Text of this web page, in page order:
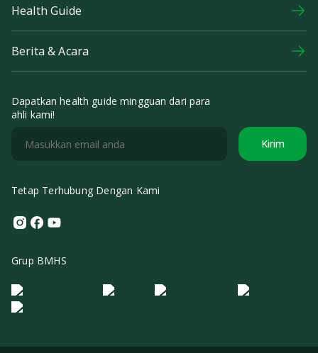
Health Guide
Berita & Acara
Dapatkan health guide mingguan dari para
ahli kami!
Kirim
Tetap Terhubung Dengan Kami
Instagram
Facebook
Youtube
Grup BMHS
Logo Morula IFV Logo ER
Logo Diagnos
Logo IRSI